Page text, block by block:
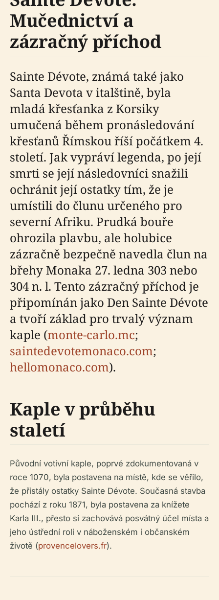
Mučednictví a
zázračný příchod
Sainte Dévote, známá také jako
Santa Devota v italštině, byla
mladá křesťanka z Korsiky
umučená během pronásledování
křesťanů Římskou říší počátkem 4.
století. Jak vypráví legenda, po její
smrti se její následovníci snažili
ochránit její ostatky tím, že je
umístili do člunu určeného pro
severní Afriku. Prudká bouře
ohrozila plavbu, ale holubice
zázračně bezpečně navedla člun na
břehy Monaka 27. ledna 303 nebo
304 n. l. Tento zázračný příchod je
připomínán jako Den Sainte Dévote
a tvoří základ pro trvalý význam
kaple (monte-carlo.mc;
saintedevotemonaco.com;
hellomonaco.com).
Kaple v průběhu
staletí
Původní votivní kaple, poprvé zdokumentovaná v
roce 1070, byla postavena na místě, kde se věřilo,
že přistály ostatky Sainte Dévote. Současná stavba
pochází z roku 1871, byla postavena za knížete
Karla III., přesto si zachovává posvátný účel místa a
jeho ústřední roli v náboženském i občanském
životě (provencelovers.fr).